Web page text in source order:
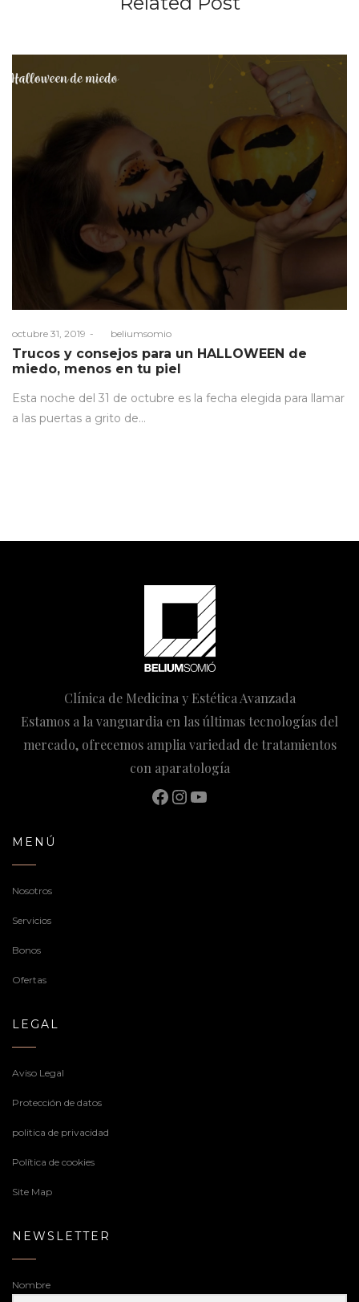
Posted
on
octubre 31, 2019 beliumsomio
Trucos y consejos para un HALLOWEEN de
miedo, menos en tu piel
Esta noche del 31 de octubre es la fecha elegida para llamar
a las puertas a grito de…
Clínica de Medicina y Estética Avanzada
Estamos a la vanguardia en las últimas tecnologías del
mercado, ofrecemos amplia variedad de tratamientos
con aparatología
Facebook
Instagram
YouTube
MENÚ
Nosotros
Servicios
Bonos
Ofertas
LEGAL
Aviso Legal
Protección de datos
politica de privacidad
Política de cookies
Site Map
NEWSLETTER
Nombre